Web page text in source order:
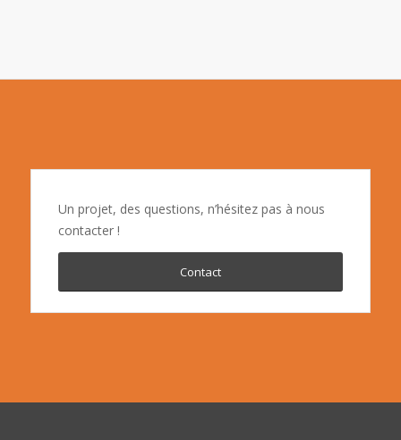
Un projet, des questions, n’hésitez pas à nous
contacter !
Contact